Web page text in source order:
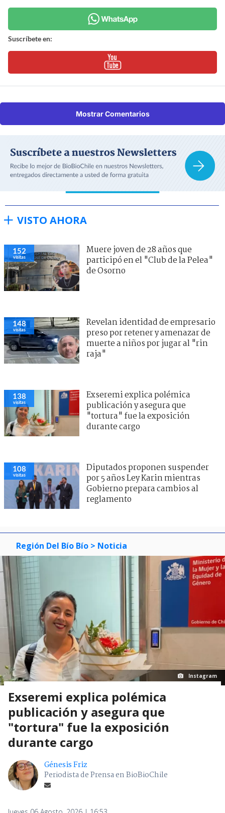
Suscríbete en:
Mostrar Comentarios
VISTO AHORA
152
visitas
Muere joven de 28 años que
participó en el "Club de la Pelea"
de Osorno
148
visitas
Revelan identidad de empresario
preso por retener y amenazar de
muerte a niños por jugar al "rin
raja"
138
visitas
Exseremi explica polémica
publicación y asegura que
"tortura" fue la exposición
durante cargo
108
visitas
Diputados proponen suspender
por 5 años Ley Karin mientras
Gobierno prepara cambios al
reglamento
Región Del Bío Bío > Noticia
Instagram
Exseremi explica polémica
publicación y asegura que
"tortura" fue la exposición
durante cargo
Génesis Friz
Periodista de Prensa en BioBioChile